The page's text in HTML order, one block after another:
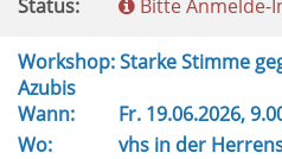
Status:
Bitte Anmelde-
Workshop: Starke Stimme
Azubis
Wann:
Fr. 19.06.2026,
Wo:
vhs in der